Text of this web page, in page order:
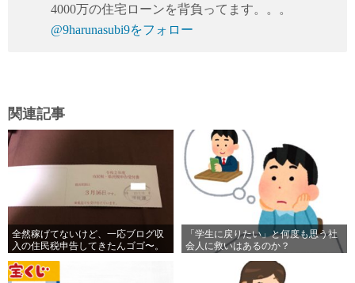
4000万の住宅ローンを背負ってます。。。
@9harunasubi9をフォロー
関連記事
全然稼げてないけど、一応ブログ収
入の住民税申告してきたんゴゴ〜。
「学生に戻りたい」と何度も思う社
会人に救いはあるのか？